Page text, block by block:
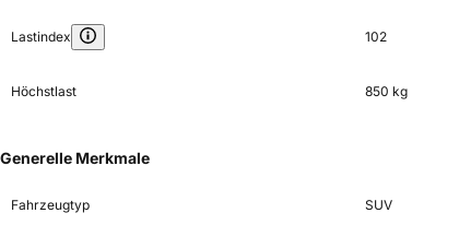
Lastindex 102
Höchstlast 850 kg
Generelle Merkmale
Fahrzeugtyp SUV